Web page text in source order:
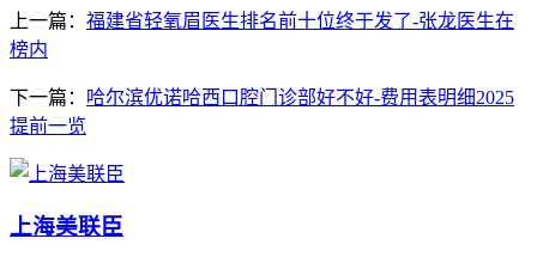
上一篇： 福建省轻氧眉医生排名前十位终于发了-张龙医生在
榜内
下一篇： 哈尔滨优诺哈西口腔门诊部好不好-费用表明细2025
提前一览
上海美联臣